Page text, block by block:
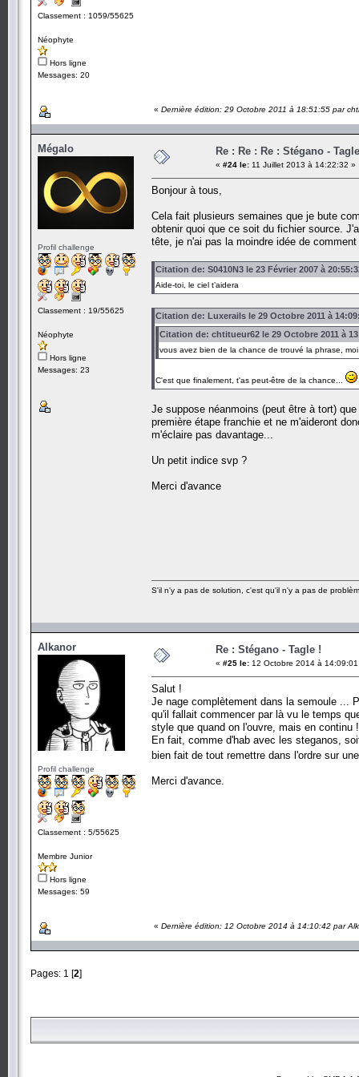
Classement : 1059/55625
Néophyte
Hors ligne
Messages: 20
« Dernière édition: 29 Octobre 2011 à 18:51:55 par
Mégalo
Profil challenge
Classement : 19/55625
Néophyte
Hors ligne
Messages: 23
Re : Re : Re : Stégano -
« #24 le: 11 Juillet 2013 à 14:22:32 »
Bonjour à tous,
Cela fait plusieurs semaines que je bute
obtenir quoi que ce soit du fichier source.
tête, je n'ai pas la moindre idée de
Citation de: S0410N3 le 23 Février 2007 à
Aide-toi, le ciel t’aidera
Citation de: Luxerails le 29 Octobre 2011 à
Citation de: chtitueur62 le 29 Octobre 2011 à
vous avez bien de la chance de trouvé la phrase,
C'est que finalement, t'as peut-être de la chance...
Je suppose néanmoins (peut être à tort)
première étape franchie et ne m'aideront
m'éclaire pas davantage...
Un petit indice svp ?
Merci d'avance
S'il n'y a pas de solution, c'est qu'il n'y a pas de
Alkanor
Profil challenge
Classement : 5/55625
Membre Junior
Hors ligne
Messages: 59
Re : Stégano - Tagle !
« #25 le: 12 Octobre 2014 à
Salut !
Je nage complètement dans la semoule ...
qu'il fallait commencer par là vu le temps
style que quand on l'ouvre, mais en
En fait, comme d'hab avec les steganos,
bien fait de tout remettre dans l'ordre sur
Merci d'avance.
« Dernière édition: 12 Octobre 2014 à 14:10:42 par
Pages: 1 [2]